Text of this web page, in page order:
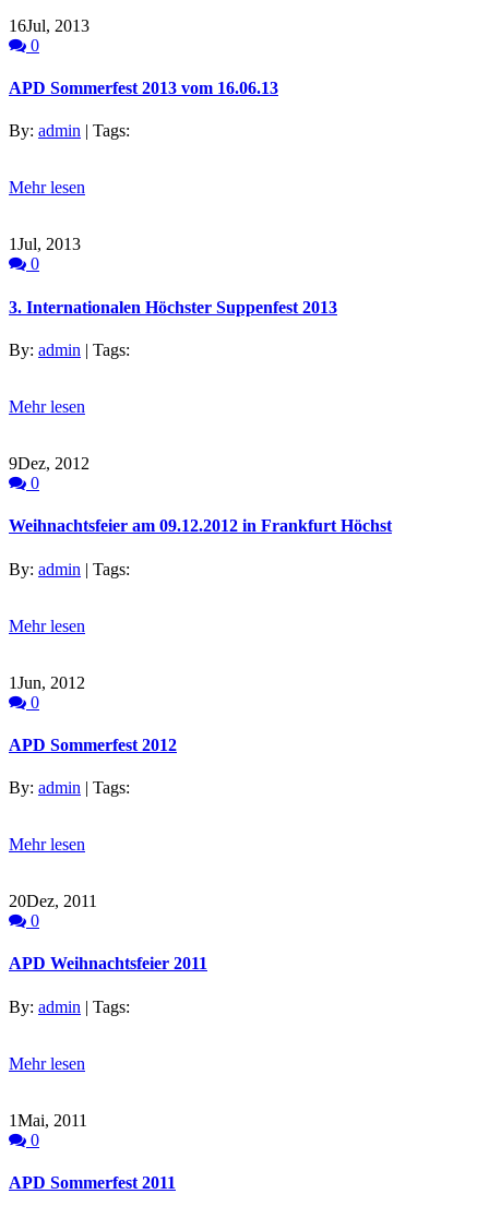
16Jul, 2013
0
APD Sommerfest 2013 vom 16.06.13
By: admin | Tags:
Mehr lesen
1Jul, 2013
0
3. Internationalen Höchster Suppenfest 2013
By: admin | Tags:
Mehr lesen
9Dez, 2012
0
Weihnachtsfeier am 09.12.2012 in Frankfurt Höchst
By: admin | Tags:
Mehr lesen
1Jun, 2012
0
APD Sommerfest 2012
By: admin | Tags:
Mehr lesen
20Dez, 2011
0
APD Weihnachtsfeier 2011
By: admin | Tags:
Mehr lesen
1Mai, 2011
0
APD Sommerfest 2011